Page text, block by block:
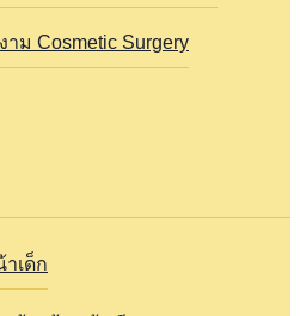
ม Cosmetic Surgery
เด็ก